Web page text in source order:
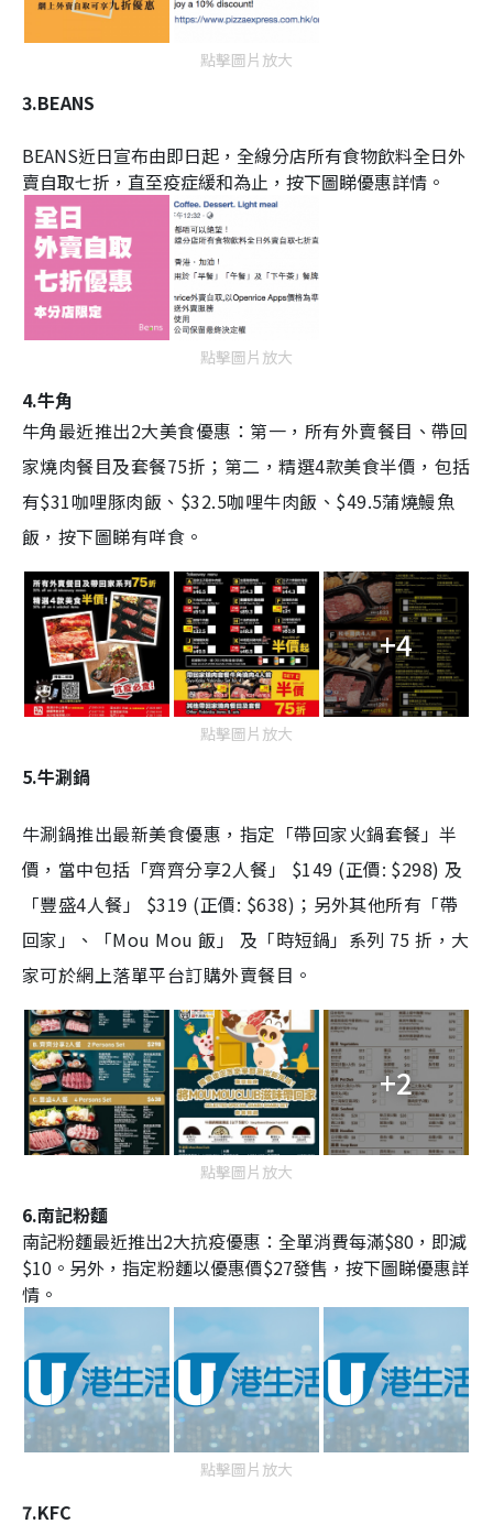
點擊圖片放大
3.BEANS
BEANS近日宣布由即日起，全線分店所有食物飲料全日外
賣自取七折，直至疫症緩和為止，按下圖睇優惠詳情。
點擊圖片放大
4.牛角
牛角最近推出2大美食優惠：第一，所有外賣餐目、帶回
家燒肉餐目及套餐75折；第二，精選4款美食半價，包括
有$31咖哩豚肉飯、$32.5咖哩牛肉飯、$49.5蒲燒鰻魚
飯，按下圖睇有咩食。
+4
點擊圖片放大
5.牛涮鍋
牛涮鍋推出最新美食優惠，指定「帶回家火鍋套餐」半
價，當中包括「齊齊分享2人餐」 $149 (正價: $298) 及
「豐盛4人餐」 $319 (正價: $638)；另外其他所有「帶
回家」、「Mou Mou 飯」 及「時短鍋」系列 75 折，大
家可於網上落單平台訂購外賣餐目。
+2
點擊圖片放大
6.南記粉麵
南記粉麵最近推出2大抗疫優惠：全單消費每滿$80，即減
$10。另外，指定粉麵以優惠價$27發售，按下圖睇優惠詳
情。
點擊圖片放大
7.KFC